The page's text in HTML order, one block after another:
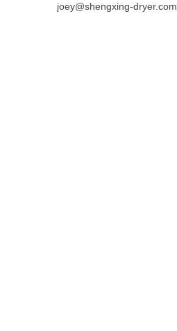
joey@shengxing-dryer.com